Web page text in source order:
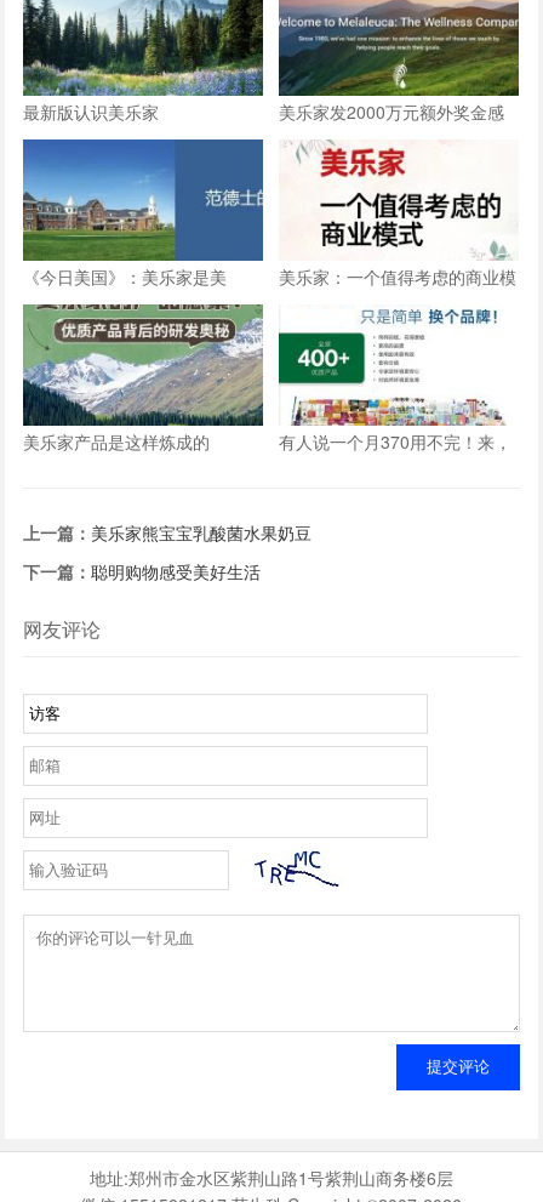
最新版认识美乐家
美乐家发2000万元额外奖金感
谢忠诚员工
《今日美国》：美乐家是美
国“最值得信赖的品牌”之一
美乐家：一个值得考虑的商业模
美乐家产品是这样炼成的
有人说一个月370用不完！来，
上一篇： 美乐家熊宝宝乳酸菌水果奶豆
下一篇：聪明购物感受美好生活
网友评论
提交评论
地址:郑州市金水区紫荆山路1号紫荆山商务楼6层